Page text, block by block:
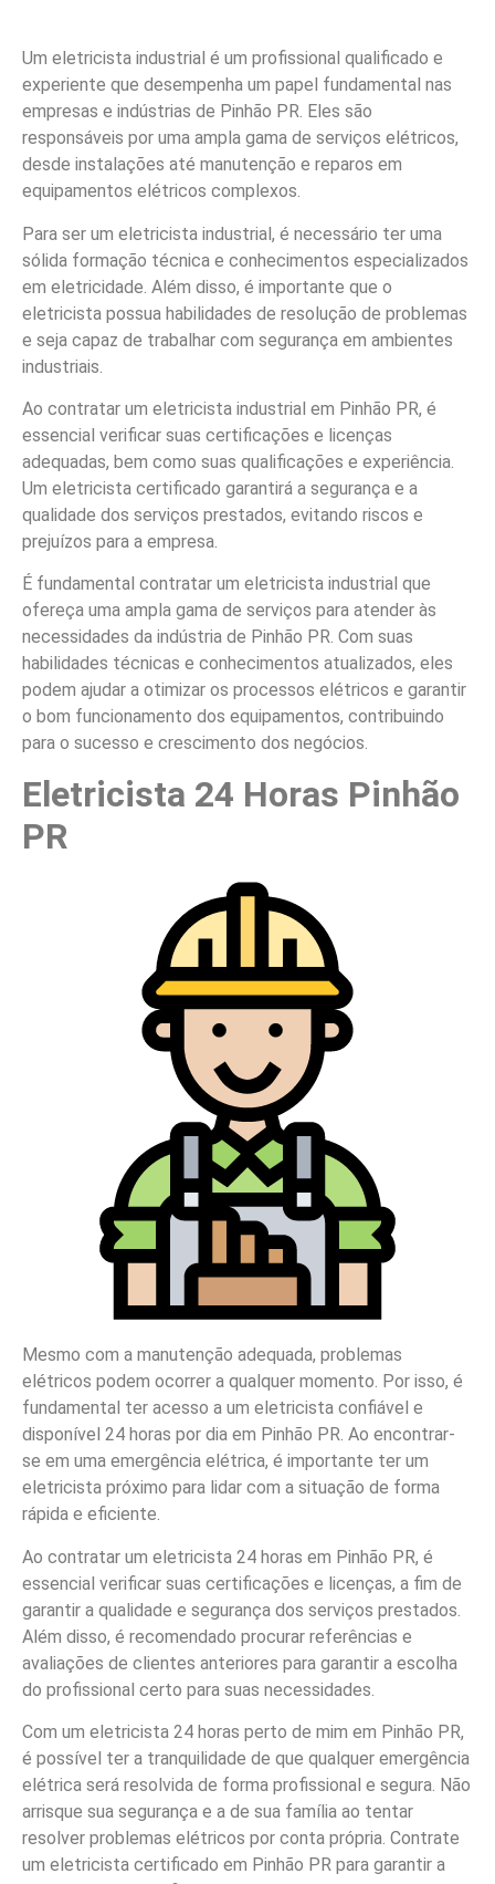
Um eletricista industrial é um profissional qualificado e
experiente que desempenha um papel fundamental nas
empresas e indústrias de Pinhão PR. Eles são
responsáveis por uma ampla gama de serviços elétricos,
desde instalações até manutenção e reparos em
equipamentos elétricos complexos.
Para ser um eletricista industrial, é necessário ter uma
sólida formação técnica e conhecimentos especializados
em eletricidade. Além disso, é importante que o
eletricista possua habilidades de resolução de problemas
e seja capaz de trabalhar com segurança em ambientes
industriais.
Ao contratar um eletricista industrial em Pinhão PR, é
essencial verificar suas certificações e licenças
adequadas, bem como suas qualificações e experiência.
Um eletricista certificado garantirá a segurança e a
qualidade dos serviços prestados, evitando riscos e
prejuízos para a empresa.
É fundamental contratar um eletricista industrial que
ofereça uma ampla gama de serviços para atender às
necessidades da indústria de Pinhão PR. Com suas
habilidades técnicas e conhecimentos atualizados, eles
podem ajudar a otimizar os processos elétricos e garantir
o bom funcionamento dos equipamentos, contribuindo
para o sucesso e crescimento dos negócios.
Eletricista 24 Horas Pinhão
PR
Mesmo com a manutenção adequada, problemas
elétricos podem ocorrer a qualquer momento. Por isso, é
fundamental ter acesso a um eletricista confiável e
disponível 24 horas por dia em Pinhão PR. Ao encontrar-
se em uma emergência elétrica, é importante ter um
eletricista próximo para lidar com a situação de forma
rápida e eficiente.
Ao contratar um eletricista 24 horas em Pinhão PR, é
essencial verificar suas certificações e licenças, a fim de
garantir a qualidade e segurança dos serviços prestados.
Além disso, é recomendado procurar referências e
avaliações de clientes anteriores para garantir a escolha
do profissional certo para suas necessidades.
Com um eletricista 24 horas perto de mim em Pinhão PR,
é possível ter a tranquilidade de que qualquer emergência
elétrica será resolvida de forma profissional e segura. Não
arrisque sua segurança e a de sua família ao tentar
resolver problemas elétricos por conta própria. Contrate
um eletricista certificado em Pinhão PR para garantir a